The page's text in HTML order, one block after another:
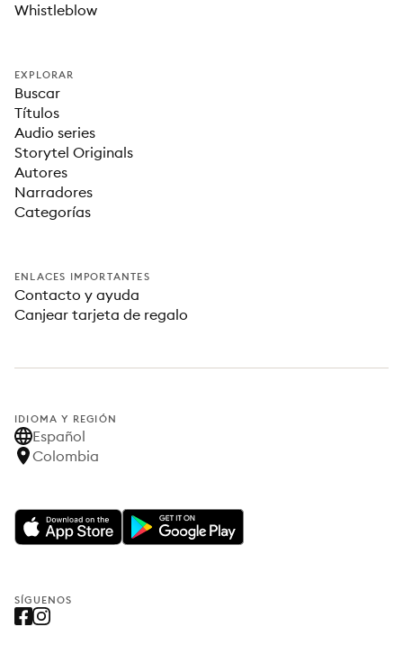
Whistleblow
EXPLORAR
Buscar
Títulos
Audio series
Storytel Originals
Autores
Narradores
Categorías
ENLACES IMPORTANTES
Contacto y ayuda
Canjear tarjeta de regalo
IDIOMA Y REGIÓN
Español
Colombia
SÍGUENOS